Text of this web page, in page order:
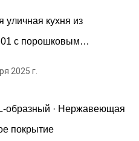
уличная кухня из
с порошковым
холодильник и
2025 г.
образный · Нержавеющая
покрытие